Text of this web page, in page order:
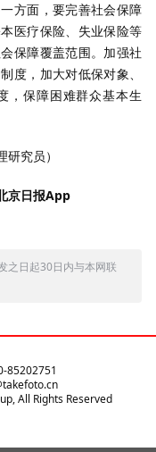
方面，要完善社会保障
医疗保险、失业保险等
保障覆盖范围。加强社
度，加大对低保对象、
，保障困难群众基本生
究员）
京日报App
之日起30日内与本网联
85202751
All Rights Reserved